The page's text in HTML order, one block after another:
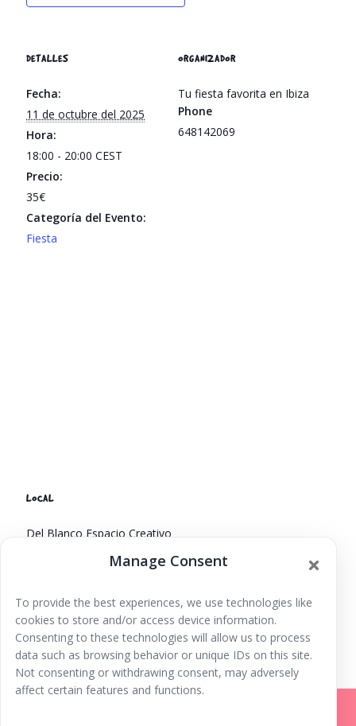
Manage Consent
To provide the best experiences, we use technologies like
cookies to store and/or access device information.
Consenting to these technologies will allow us to process
data such as browsing behavior or unique IDs on this site.
Not consenting or withdrawing consent, may adversely
affect certain features and functions.
DETALLES
Fecha:
11 de octubre del 2025
Hora:
18:00 - 20:00CEST
Precio:
35€
Categoría del Evento:
Fiesta
ORGANIZADOR
Tu fiesta favorita en Ibiza
Phone
648142069
LOCAL
Del Blanco Espacio Creativo
07800
Actividades deportivas , talleres de
manualidades y educativos
Pintura sobre
cerámica